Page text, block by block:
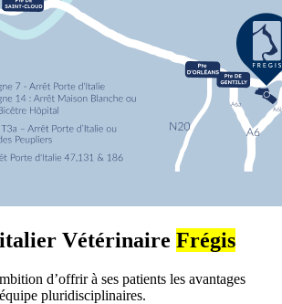
Vétérinaire Frégis
d’offrir à ses patients les avantages
pluridisciplinaires.